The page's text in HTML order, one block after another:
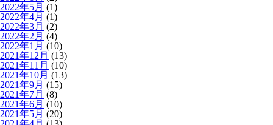
2022年5月 (1)
2022年4月 (1)
2022年3月 (2)
2022年2月 (4)
2022年1月 (10)
2021年12月 (13)
2021年11月 (10)
2021年10月 (13)
2021年9月 (15)
2021年7月 (8)
2021年6月 (10)
2021年5月 (20)